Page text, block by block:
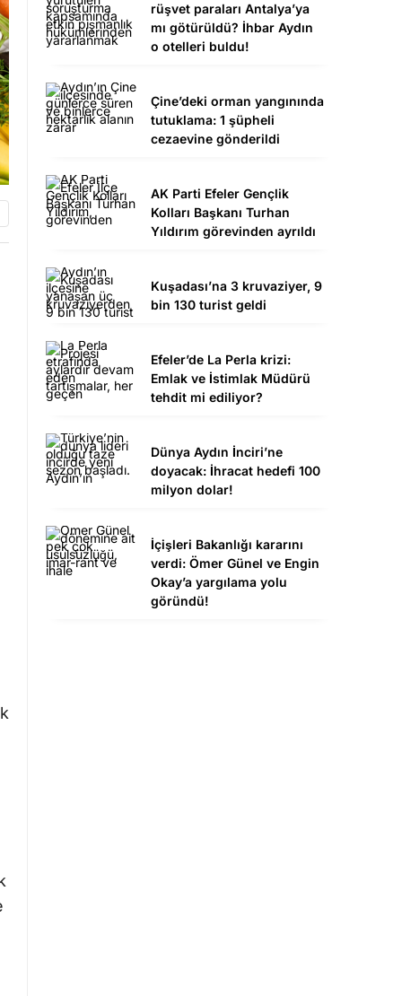
rüşvet paraları Antalya’ya
mı götürüldü? İhbar Aydın
o otelleri buldu!
Çine’deki orman yangınında
tutuklama: 1 şüpheli
cezaevine gönderildi
AK Parti Efeler Gençlik
Kolları Başkanı Turhan
Yıldırım görevinden ayrıldı
Kuşadası’na 3 kruvaziyer, 9
bin 130 turist geldi
Efeler’de La Perla krizi:
Emlak ve İstimlak Müdürü
tehdit mi ediliyor?
Dünya Aydın İnciri’ne
doyacak: İhracat hedefi 100
milyon dolar!
İçişleri Bakanlığı kararını
verdi: Ömer Günel ve Engin
Okay’a yargılama yolu
göründü!